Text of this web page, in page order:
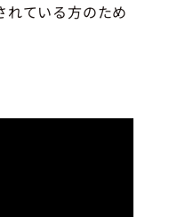
れている方のため